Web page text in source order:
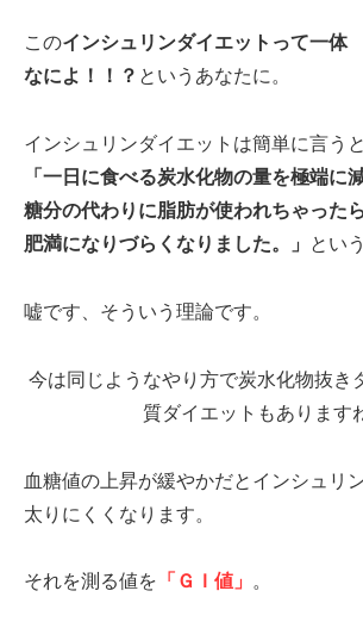
このインシュリンダイエットって一体
なによ！！？ というあなたに。
インシュリンダイエットは簡単に言う
「一日に食べる炭水化物の量を極端に
糖分の代わりに脂肪が使われちゃったら
肥満になりづらくなりました。」
とい
嘘です、そういう理論です。
今は同じようなやり方で炭水化物抜き
質ダイエットもあります
血糖値の上昇が緩やかだとインシュリ
太りにくくなります。
それを測る値を 「ＧＩ値」 。